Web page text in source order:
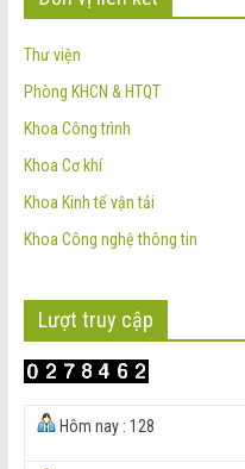
Thư viện
Phòng KHCN & HTQT
Khoa Công trình
Khoa Cơ khí
Khoa Kinh tế vận tải
Khoa Công nghệ thông tin
Lượt truy cập
Hôm nay : 128